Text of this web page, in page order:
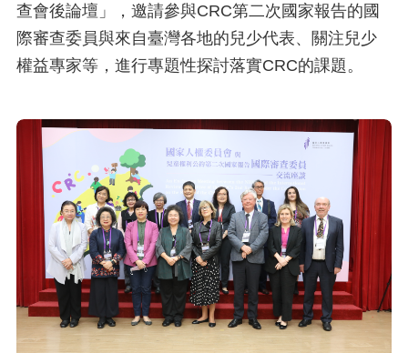
查會後論壇」，邀請參與CRC第二次國家報告的國
際審查委員與來自臺灣各地的兒少代表、關注兒少
權益專家等，進行專題性探討落實CRC的課題。